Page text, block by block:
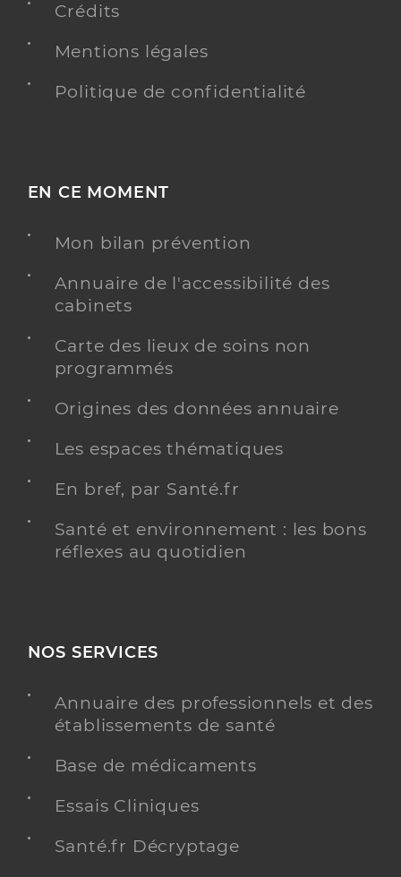
Crédits
Mentions légales
Politique de confidentialité
EN CE MOMENT
Mon bilan prévention
Annuaire de l'accessibilité des
cabinets
Carte des lieux de soins non
programmés
Origines des données annuaire
Les espaces thématiques
En bref, par Santé.fr
Santé et environnement : les bons
réflexes au quotidien
NOS SERVICES
Annuaire des professionnels et des
établissements de santé
Base de médicaments
Essais Cliniques
Santé.fr Décryptage